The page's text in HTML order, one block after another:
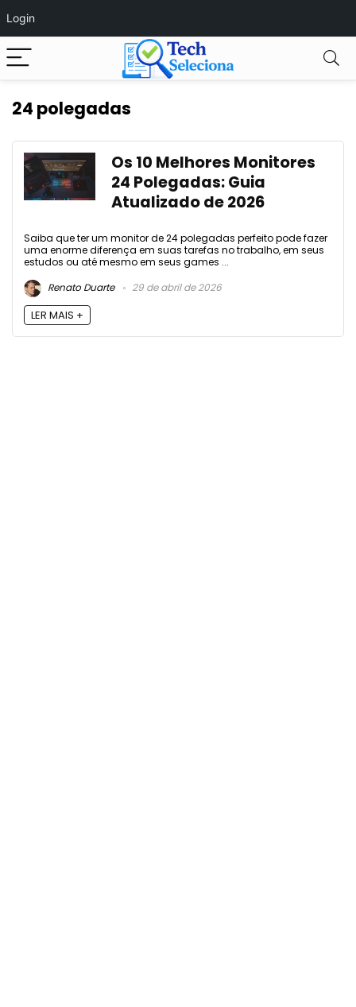
Login
24 polegadas
Os 10 Melhores Monitores
24 Polegadas: Guia
Atualizado de 2026
Saiba que ter um monitor de 24 polegadas perfeito pode fazer
uma enorme diferença em suas tarefas no trabalho, em seus
estudos ou até mesmo em seus games ...
Renato Duarte
29 de abril de 2026
LER MAIS +